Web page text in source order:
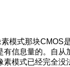
模式那块CMOS
有信息量的。自从
素模式已经完全没